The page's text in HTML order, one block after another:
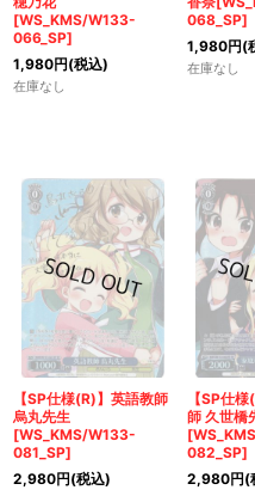
[WS_KMS/W133-
066_SP]
1,980円(税込)
在庫なし
068_SP]
1,980円(
在庫なし
【SP仕様(R)】英語教師
烏丸先生
[WS_KMS/W133-
081_SP]
2,980円(税込)
【SP仕
師 久世橋
082_SP]
2,980円(